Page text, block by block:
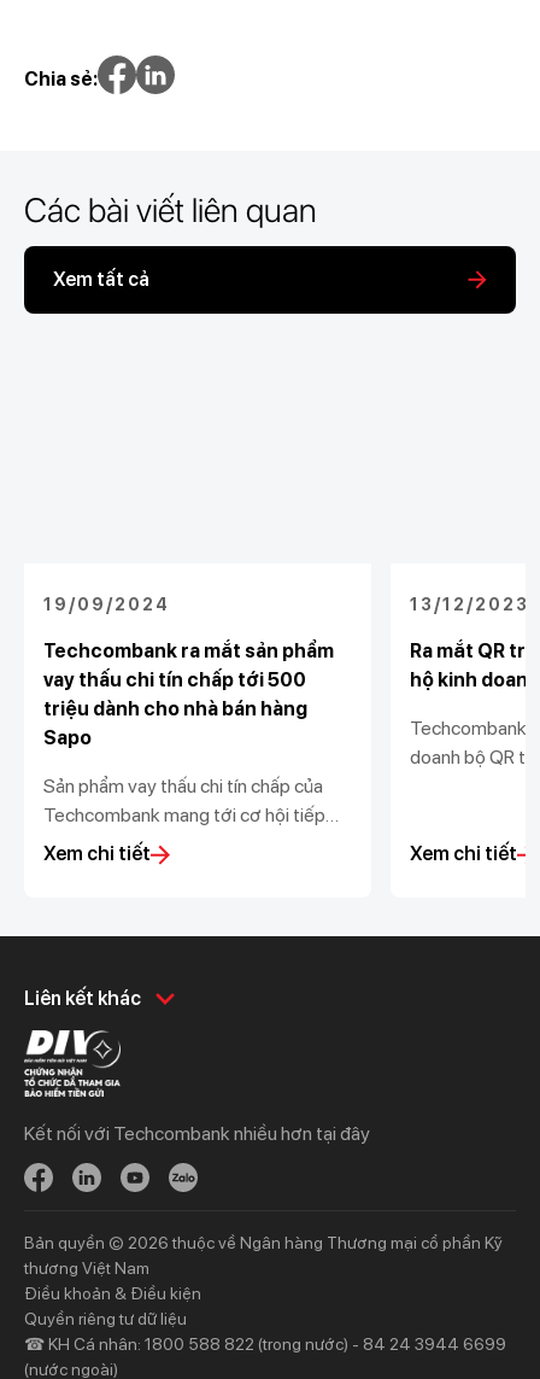
Chia sẻ:
Các bài viết liên quan
Xem tất cả
19/09/2024
Techcombank ra mắt sản phẩm
vay thấu chi tín chấp tới 500
triệu dành cho nhà bán hàng
Sapo
Sản phẩm vay thấu chi tín chấp của
Techcombank mang tới cơ hội tiếp
cận vốn linh hoạt, nhanh chóng với hạn
mức vượt trội và lãi suất hấp dẫn cho
Xem chi tiết
13/12/2023
Ra mắt QR
hộ kinh doanh
Techcombank
doanh bộ QR
hành kinh
Xem chi tiết
Liên kết khác
Khách hàng cá nhân
Chi tiêu
Tiết kiệm
Vay
Đầu tư
Bảo hiểm
Thông tin mới
Thương mại
Thông tin mới
Khách hàng ưu tiên
Dịch vụ khách hàng ưu tiên
Thông tin tài chính
Kết nối với Techcombank nhiều hơn tại đây
Bản quyền © 2026 thuộc về Ngân hàng Thương mại cổ phần Kỹ
thương Việt Nam
Điều khoản & Điều kiện
Quyền riêng tư dữ liệu
☎ KH Cá nhân: 1800 588 822 (trong nước) - 84 24 3944 6699
(nước ngoài)